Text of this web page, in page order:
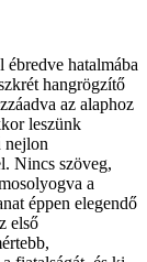
hatalmába
hangrögzítő
az alaphoz
leszünk
nejlon
Nincs szöveg,
a
éppen elegendő
első